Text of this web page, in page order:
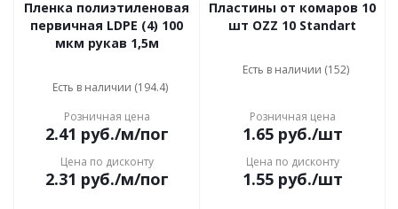
Пленка полиэтиленовая
первичная LDPE (4) 100
мкм рукав 1,5м
Есть в наличии (194.4)
Розничная цена
2.41 руб./м/пог
Цена по дисконту
2.31 руб./м/пог
Пластины от комаров 10
шт OZZ 10 Standart
Есть в наличии (152)
Розничная цена
1.65руб./шт
Цена по дисконту
1.55руб./шт